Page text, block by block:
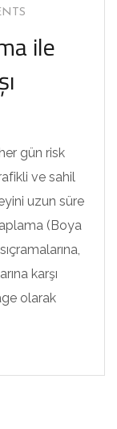
ile
gün risk
ve sahil
uzun süre
(Boya
karşı
olarak